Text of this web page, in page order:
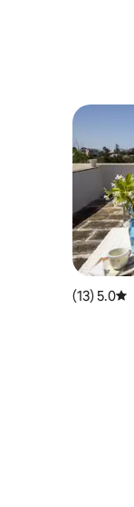
متوسط التقييم 5.0 من 5، 13 مراجعات
5.0 (13)